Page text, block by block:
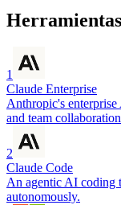
1
Claude Enterprise
Anthropic's
and team
2
Claude Code
An agentic AI coding
autonomously.